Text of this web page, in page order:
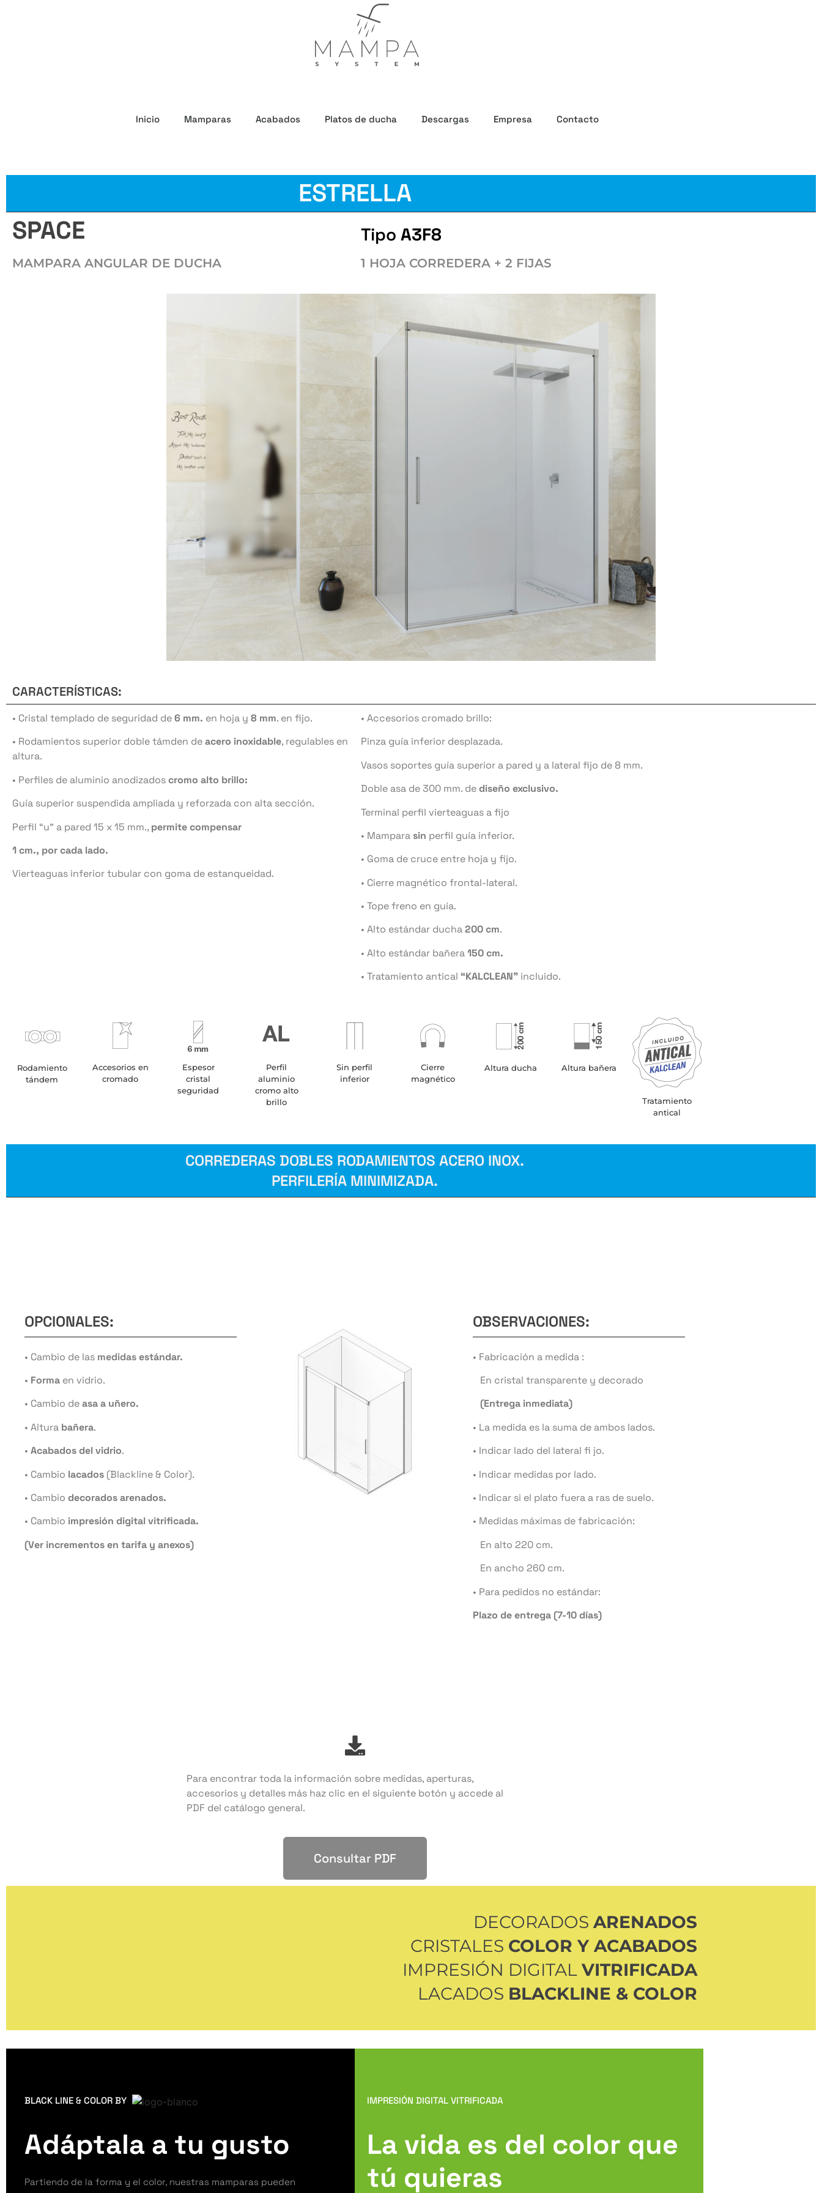
Inicio Mamparas Acabados Platos de ducha Descargas Empresa Contacto
ESTRELLA
SPACE
Tipo A3F8
MAMPARA ANGULAR DE DUCHA 1 HOJA CORREDERA + 2 FIJAS
CARACTERÍSTICAS:
• Cristal templado de seguridad de6 mm. en hoja y 8 mm. en fijo.
• Rodamientos superior doble támden deacero inoxidable, regulables en
altura.
• Perfiles de aluminio anodizadoscromo alto brillo:
Guía superior suspendida ampliada y reforzada con alta sección.
Perfil “u” a pared 15 x 15 mm., permite compensar
1 cm., por cada lado.
Vierteaguas inferior tubular con goma de estanqueidad.
• Accesorios cromado brillo:
Pinza guía inferior desplazada.
Vasos soportes guía superior a pared y a lateral fijo de 8 mm.
Doble asa de 300 mm. dediseño exclusivo.
Terminal perfil vierteaguas a fijo
• Mampara sin perfil guía inferior.
• Goma de cruce entre hoja y fijo.
• Cierre magnético frontal-lateral.
• Tope freno en guía.
• Alto estándar ducha200 cm.
• Alto estándar bañera150 cm.
• Tratamiento antical “KALCLEAN” incluido.
Rodamiento
tándem
Accesorios en
cromado
Espesor
cristal
seguridad
Perfil
aluminio
cromo alto
brillo
Sin perfil
inferior
Cierre
magnético
Altura ducha Altura bañera
Tratamiento
antical
CORREDERAS DOBLES RODAMIENTOS ACERO INOX.
PERFILERÍA MINIMIZADA.
OPCIONALES:
• Cambio de las medidasestándar.
• Forma en vidrio.
• Cambio deasa a uñero.
• Altura bañera.
• Acabados del vidrio.
• Cambio lacados (Blackline & Color).
• Cambio decorados arenados.
• Cambio impresión digital vitrificada.
(Ver incrementos en tarifa y anexos)
OBSERVACIONES:
• Fabricación a medida :
En cristal transparente y decorado
(Entrega inmediata)
• La medida es la suma de ambos lados.
• Indicar lado del lateral fi jo.
• Indicar medidas por lado.
• Indicar si el plato fuera a ras de suelo.
• Medidas máximas de fabricación:
En alto 220 cm.
En ancho 260 cm.
• Para pedidos no estándar:
Plazo de entrega (7-10 días)
Para encontrar toda la información sobre medidas, aperturas,
accesorios y detalles más haz clic en el siguiente botón y accede al
PDF del catálogo general.
Consultar PDF
DECORADOS ARENADOS
CRISTALES COLOR Y ACABADOS
IMPRESIÓN DIGITAL VITRIFICADA
LACADOS BLACKLINE & COLOR
BLACK LINE & COLOR BY
Adáptala a tu gusto
Partiendo de la forma y el color, nuestras mamparas pueden
IMPRESIÓN DIGITAL VITRIFICADA
La vida es del color que
tú quieras